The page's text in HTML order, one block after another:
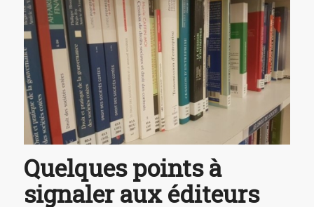
Quelques points à
signaler aux éditeurs